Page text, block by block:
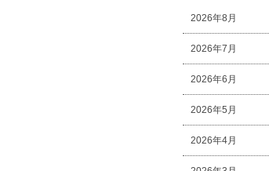
2026年8月
2026年7月
2026年6月
2026年5月
2026年4月